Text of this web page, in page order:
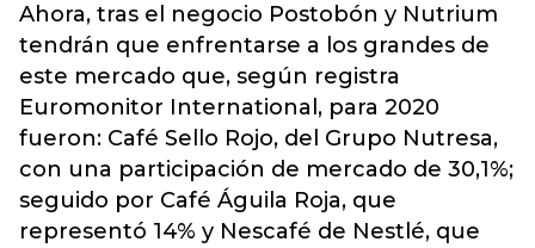
Ahora, tras el negocio Postobón y Nutrium
tendrán que enfrentarse a los grandes de
este mercado que, según registra
Euromonitor International, para 2020
fueron: Café Sello Rojo, del Grupo Nutresa,
con una participación de mercado de 30,1%;
seguido por Café Águila Roja, que
representó 14% y Nescafé de Nestlé, que